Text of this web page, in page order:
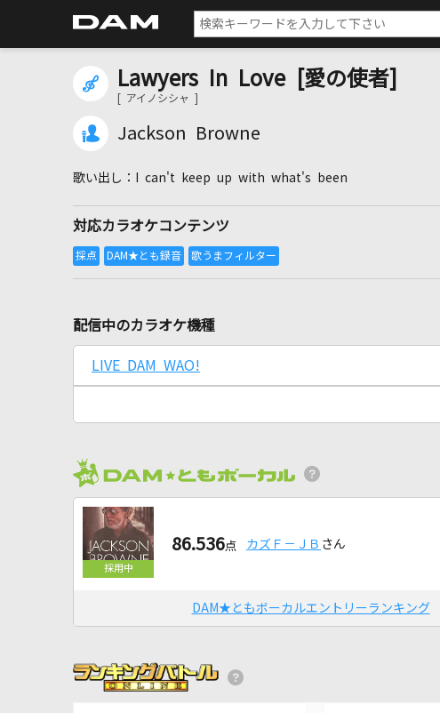
Lawyers In Love [愛の使者]
[ アイノシシャ ]
Jackson Browne
I can't keep up with what's been
対応カラオケコンテンツ
配信中のカラオケ機種
LIVE DAM WAO!
86.536点 カズＦ－ＪＢ さん
DAM★ともボーカルエントリーランキング